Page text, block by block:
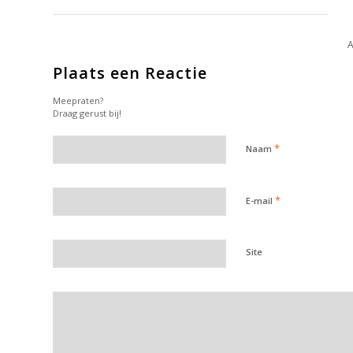
Plaats een Reactie
Meepraten?
Draag gerust bij!
Naam *
E-mail *
Site